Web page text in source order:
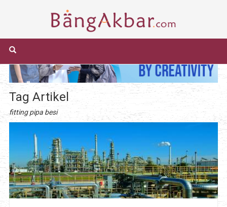
Tag Artikel
fitting pipa besi